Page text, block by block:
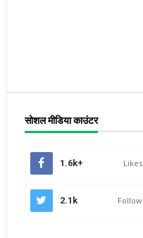
सोशल मीडिया काउंटर
1.6k+ Likes
2.1k Follow